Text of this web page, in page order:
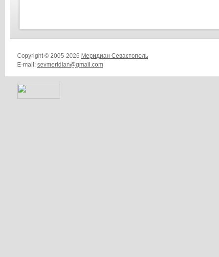
Copyright © 2005-2026 Меридиан Севастополь
E-mail: sevmeridian@gmail.com